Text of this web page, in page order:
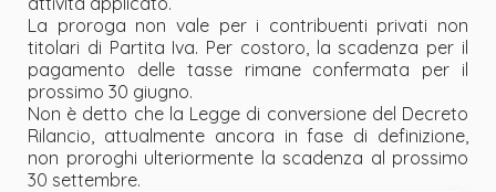
La proroga non vale per i contribuenti privati non
titolari di Partita Iva. Per costoro, la scadenza per il
pagamento delle tasse rimane confermata per il
prossimo 30 giugno.
Non è detto che la Legge di conversione del Decreto
Rilancio, attualmente ancora in fase di definizione,
non proroghi ulteriormente la scadenza al prossimo
30 settembre.